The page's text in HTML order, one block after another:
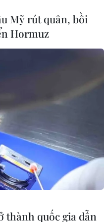
2
trao
cho ông
về Dị
thường
Mỹ rút quân, bồi
Hormuz
thành quốc gia dẫn